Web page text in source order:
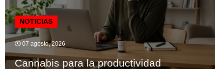
NOTICIAS
07 agosto, 2026
Cannabis para la productividad